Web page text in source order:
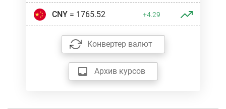
CNY= 1765.52 +4.29
Конвертер валют
Архив курсов